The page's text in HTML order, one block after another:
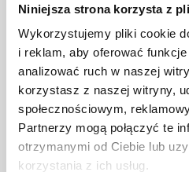
Niniejsza strona korzysta z
Wykorzystujemy pliki cookie
i reklam, aby oferować
analizować ruch w naszej
korzystasz z naszej witryny,
społecznościowym,
Partnerzy mogą połączyć te
otrzymanymi od Ciebie lub
korzystania z ich usług.
WYMAGANIAMI NORM
W związku z ogromnym
społeczeństwa
które mają za zadanie
dziedziny gospodarki.
będą zobowiązane
wprowadzenie dąży do
produktów, które trafiają do